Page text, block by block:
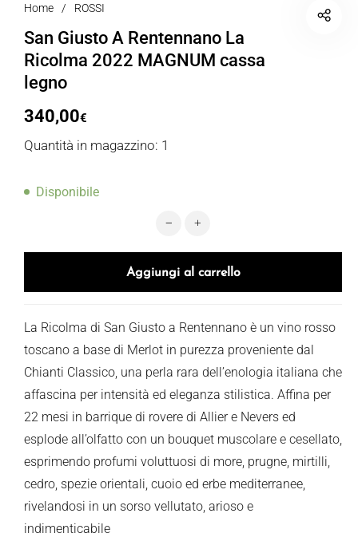
Home / ROSSI
San Giusto A Rentennano La
Ricolma 2022 MAGNUM cassa
legno
340,00€
Quantità in magazzino: 1
Disponibile
San Giusto A Rentennano La
Aggiungi al carrello
La Ricolma di San Giusto a Rentennano è un vino rosso
toscano a base di Merlot in purezza proveniente dal
Chianti Classico, una perla rara dell’enologia italiana che
affascina per intensità ed eleganza stilistica. Affina per
22 mesi in barrique di rovere di Allier e Nevers ed
esplode all’olfatto con un bouquet muscolare e cesellato,
esprimendo profumi voluttuosi di more, prugne, mirtilli,
cedro, spezie orientali, cuoio ed erbe mediterranee,
rivelandosi in un sorso vellutato, arioso e
indimenticabile